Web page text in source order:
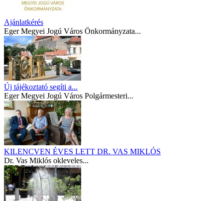
Ajánlatkérés
Eger Megyei Jogú Város Önkormányzata...
Új tájékoztató segíti a...
Eger Megyei Jogú Város Polgármesteri...
KILENCVEN ÉVES LETT DR. VAS MIKLÓS
Dr. Vas Miklós okleveles...